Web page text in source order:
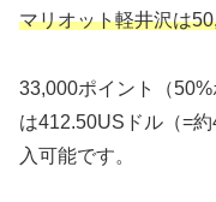
マリオット軽井沢は
33,000ポイント（50%
は412.50USドル（=
入可能です。